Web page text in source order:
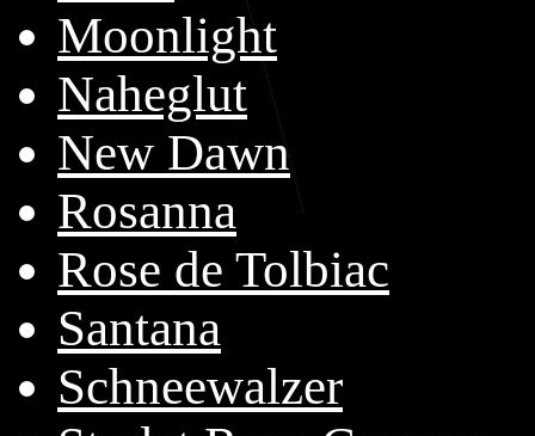
Moonlight
Naheglut
New Dawn
Rosanna
Rose de Tolbiac
Santana
Schneewalzer